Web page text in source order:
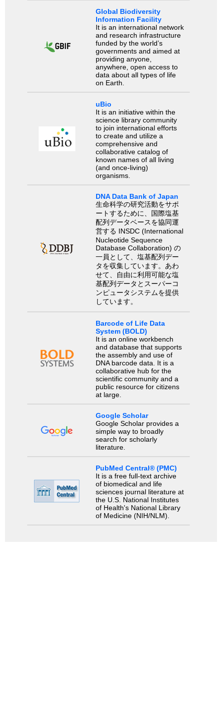
Global Biodiversity
Information Facility
It is an international network
and research infrastructure
funded by the world’s
governments and aimed at
providing anyone,
anywhere, open access to
data about all types of life
on Earth.
uBio
It is an initiative within the
science library community
to join international efforts
to create and utilize a
comprehensive and
collaborative catalog of
known names of all living
(and once-living)
organisms.
DNA Data Bank of Japan
生命科学の研究活動をサポ
ートするために、国際塩基
配列データベースを協同運
営する INSDC (International
Nucleotide Sequence
Database Collaboration) の
一員として、塩基配列デー
タを収集しています。あわ
せて、自由に利用可能な塩
基配列データとスーパーコ
ンピュータシステムを提供
しています。
Barcode of Life Data
System (BOLD)
It is an online workbench
and database that supports
the assembly and use of
DNA barcode data. It is a
collaborative hub for the
scientific community and a
public resource for citizens
at large.
Google Scholar
Google Scholar provides a
simple way to broadly
search for scholarly
literature.
PubMed Central® (PMC)
It is a free full-text archive
of biomedical and life
sciences journal literature at
the U.S. National Institutes
of Health's National Library
of Medicine (NIH/NLM).